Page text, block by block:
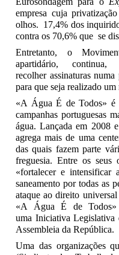
empresa cuja
olhos. 17,4% dos
contra os 70,6% que se
Entretanto, o
apartidário,
recolher assinaturas
para que seja realizado
«A Água É de Todos» é
campanhas portuguesas
água. Lançada em 2008
agrega mais de uma
das quais fazem parte
freguesia. Entre os
«fortalecer e intensificar
saneamento por todas as
ataque ao direito
«A Água É de
uma Iniciativa Legislativa
Assembleia da República.
Uma das organizações